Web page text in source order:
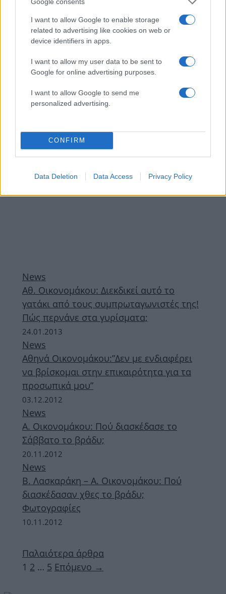
I want to allow Google to enable storage
related to advertising like cookies on web or
device identifiers in apps.
I want to allow my user data to be sent to
Google for online advertising purposes.
I want to allow Google to send me
personalized advertising.
CONFIRM
Data Deletion Data Access Privacy Policy
της: Ο γιατρός απορούσε πώς μπορώ και
περπατάω!
News
Aθ. Οικονομάκου: Αποφάσισε να
ανανεώσει την ντουλάπα της και το TLIFE
την τσάκωσε στα ψώνια!
News
Αθ. Οικονομάκου: Διεκδικεί αυτό το
γατάκι από τους συμπρωταγωνιστές της!
Πώς περνάνε στα γυρίσματα;
24.01.2013
News
Αθηνά Οικονομάκου:”Δεν με ενδιαφέρει
να βρίσκομαι στην επικαιρότητα για τα
προσωπικά μου”
03.12.2012
News
Α. Οικονομάκου: Πού διασκέδασε το
Σάββατο το βράδυ;
20.11.2012
News
Β. Λασκαράκη – Α. Οικονομάκου: Πού
διασκέδασαν χθες το βράδυ;
Φωτογραφίες
10.11.2012
Παλαιότερα άρθρα
Σελίδα
1 Σελίδα
2 … Σελίδα
5 Επόμενο →